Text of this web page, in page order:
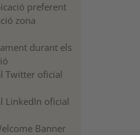
preferent
zona
durant els
Twitter oficial
LinkedIn oficial
Banner